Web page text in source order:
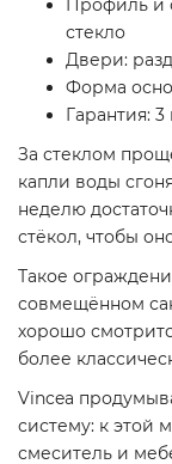
Профиль и
стекло
Двери:
Форма
Гарантия: 3
За стеклом
капли воды
неделю
стёкол, чтобы
Такое
совмещённом
хорошо
более
Vincea
систему: к этой
смеситель и